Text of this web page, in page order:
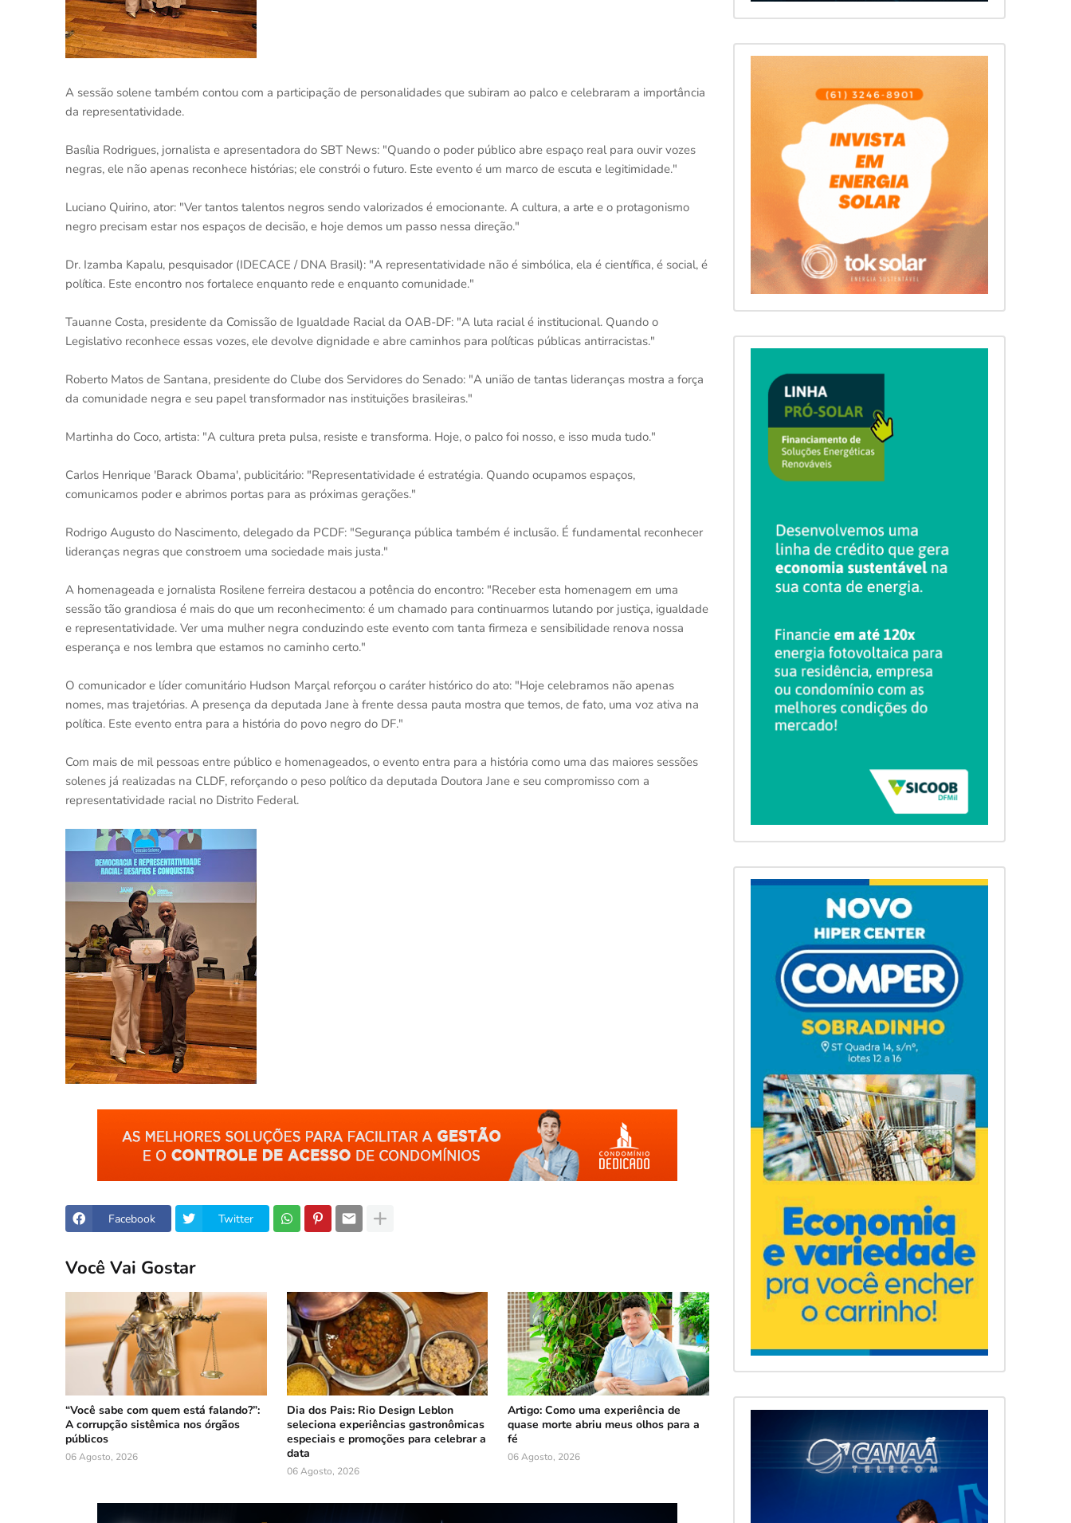
A sessão solene também contou com a participação de personalidades que subiram ao palco e celebraram a importância
da representatividade.
Basília Rodrigues, jornalista e apresentadora do SBT News: "Quando o poder público abre espaço real para ouvir vozes
negras, ele não apenas reconhece histórias; ele constrói o futuro. Este evento é um marco de escuta e legitimidade."
Luciano Quirino, ator: "Ver tantos talentos negros sendo valorizados é emocionante. A cultura, a arte e o protagonismo
negro precisam estar nos espaços de decisão, e hoje demos um passo nessa direção."
Dr. Izamba Kapalu, pesquisador (IDECACE / DNA Brasil): "A representatividade não é simbólica, ela é científica, é social, é
política. Este encontro nos fortalece enquanto rede e enquanto comunidade."
Tauanne Costa, presidente da Comissão de Igualdade Racial da OAB-DF: "A luta racial é institucional. Quando o
Legislativo reconhece essas vozes, ele devolve dignidade e abre caminhos para políticas públicas antirracistas."
Roberto Matos de Santana, presidente do Clube dos Servidores do Senado: "A união de tantas lideranças mostra a força
da comunidade negra e seu papel transformador nas instituições brasileiras."
Martinha do Coco, artista: "A cultura preta pulsa, resiste e transforma. Hoje, o palco foi nosso, e isso muda tudo."
Carlos Henrique 'Barack Obama', publicitário: "Representatividade é estratégia. Quando ocupamos espaços,
comunicamos poder e abrimos portas para as próximas gerações."
Rodrigo Augusto do Nascimento, delegado da PCDF: "Segurança pública também é inclusão. É fundamental reconhecer
lideranças negras que constroem uma sociedade mais justa."
A homenageada e jornalista Rosilene ferreira destacou a potência do encontro: "Receber esta homenagem em uma
sessão tão grandiosa é mais do que um reconhecimento: é um chamado para continuarmos lutando por justiça, igualdade
e representatividade. Ver uma mulher negra conduzindo este evento com tanta firmeza e sensibilidade renova nossa
esperança e nos lembra que estamos no caminho certo."
O comunicador e líder comunitário Hudson Marçal reforçou o caráter histórico do ato: "Hoje celebramos não apenas
nomes, mas trajetórias. A presença da deputada Jane à frente dessa pauta mostra que temos, de fato, uma voz ativa na
política. Este evento entra para a história do povo negro do DF."
Com mais de mil pessoas entre público e homenageados, o evento entra para a história como uma das maiores sessões
solenes já realizadas na CLDF, reforçando o peso político da deputada Doutora Jane e seu compromisso com a
representatividade racial no Distrito Federal.
Facebook Twitter
Você Vai Gostar
“Você sabe com quem está falando?”:
A corrupção sistêmica nos órgãos
públicos
06 Agosto, 2026
Dia dos Pais: Rio Design Leblon
seleciona experiências gastronômicas
especiais e promoções para celebrar a
data
06 Agosto, 2026
Artigo: Como uma experiência de
quase morte abriu meus olhos para a
fé
06 Agosto, 2026